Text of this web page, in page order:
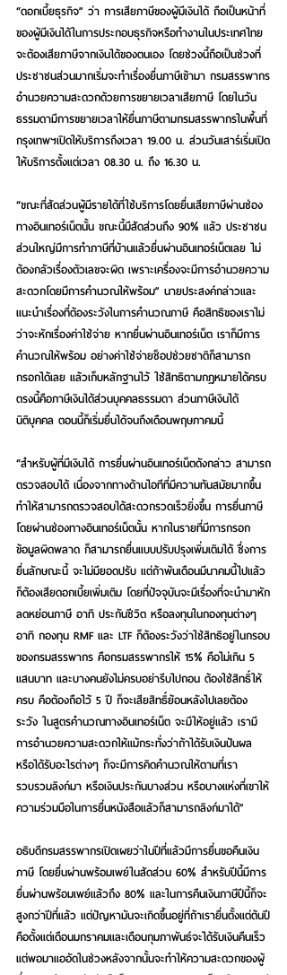
“ดอกเบี้ยธุรกิจ” ว่า การเสียภาษีของผู้มีเงินได้ ถือเป็นหน้าที่
ของผู้มีเงินได้ในการประกอบธุรกิจหรือทำงานในประเทศไทย
จะต้องเสียภาษีจากเงินได้ของตนเอง โดยช่วงนี้ถือเป็นช่วงที่
ประชาชนส่วนมากเริ่มจะทำเรื่องยื่นภาษีเข้ามา กรมสรรพากร
อำนวยความสะดวกด้วยการขยายเวลาเสียภาษี โดยในวัน
ธรรมดามีการขยายเวลาให้ยื่นภาษีตามกรมสรรพากรในพื้นที่
กรุงเทพฯเปิดให้บริการถึงเวลา 19.00 น. ส่วนวันเสาร์เริ่มเปิด
ให้บริการตั้งแต่เวลา 08.30 น. ถึง 16.30 น.
“ขณะที่สัดส่วนผู้มีรายได้ที่ใช้บริการโดยยื่นเสียภาษีผ่านช่อง
ทางอินเทอร์เน็ตนั้น ขณะนี้มีสัดส่วนถึง 90% แล้ว ประชาชน
ส่วนใหญ่มีการทำภาษีที่บ้านแล้วยื่นผ่านอินเทอร์เน็ตเลย ไม่
ต้องกลัวเรื่องตัวเลขจะผิด เพราะเครื่องจะมีการอำนวยความ
สะดวกโดยมีการคำนวณให้พร้อม” นายประสงค์กล่าวและ
แนะนำเรื่องที่ต้องระวังในการคำนวณภาษี คือสิทธิของเราไม่
ว่าจะหักเรื่องค่าใช้จ่าย หากยื่นผ่านอินเทอร์เน็ต เราก็มีการ
คำนวณให้พร้อม อย่างค่าใช้จ่ายช็อปช่วยชาติก็สามารถ
กรอกได้เลย แล้วเก็บหลักฐานไว้ ใช้สิทธิตามกฎหมายได้ครบ
ตรงนี้คือภาษีเงินได้ส่วนบุคคลธรรมดา ส่วนภาษีเงินได้
นิติบุคคล ตอนนี้ก็เริ่มยื่นได้จนถึงเดือนพฤษภาคมนี้
“สำหรับผู้ที่มีเงินได้ การยื่นผ่านอินเทอร์เน็ตดังกล่าว สามารถ
ตรวจสอบได้ เนื่องจากทางด้านไอทีที่มีความทันสมัยมากขึ้น
ทำให้สามารถตรวจสอบได้สะดวกรวดเร็วยิ่งขึ้น การยื่นภาษี
โดยผ่านช่องทางอินเทอร์เน็ตนั้น หากในรายที่มีการกรอก
ข้อมูลผิดพลาด ก็สามารถยื่นแบบปรับปรุงเพิ่มเติมได้ ซึ่งการ
ยื่นลักษณะนี้ จะไม่มียอดปรับ แต่ถ้าพ้นเดือนมีนาคมนี้ไปแล้ว
ก็ต้องเสียดอกเบี้ยเพิ่มเติม โดยที่ปัจจุบันจะมีเรื่องที่จะนำมาหัก
ลดหย่อนภาษี อาทิ ประกันชีวิต หรือลงทุนในกองทุนต่างๆ
อาทิ กองทุน RMF และ LTF ก็ต้องระวังว่าใช้สิทธิอยู่ในกรอบ
ของกรมสรรพากร คือกรมสรรพากรให้ 15% คือไม่เกิน 5
แสนบาท และบางคนยังไม่ครบอย่ารีบไปถอน ต้องใช้สิทธิ์ให้
ครบ คือต้องถือไว้ 5 ปี ก็จะเสียสิทธิ์ย้อนหลังไปเลยต้อง
ระวัง ในสูตรคำนวณทางอินเทอร์เน็ต จะมีให้อยู่แล้ว เรามี
การอำนวยความสะดวกให้แม้กระทั่งว่าถ้าได้รับเงินปันผล
หรือได้รับอะไรต่างๆ ก็จะมีการคิดคำนวณให้ตามที่เรา
รวบรวมลิงก์มา หรือเงินประกันบางส่วน หรือบางแห่งที่เขาให้
ความร่วมมือในการยื่นหนังสือแล้วก็สามารถลิงก์มาได้”
อธิบดีกรมสรรพากรเปิดเผยว่าในปีที่แล้วมีการยื่นขอคืนเงิน
ภาษี โดยยื่นผ่านพร้อมเพย์ในสัดส่วน 60% สำหรับปีนี้มีการ
ยื่นผ่านพร้อมเพย์แล้วถึง 80% และในการคืนเงินภาษีปีนี้ก็จะ
สูงกว่าปีที่แล้ว แต่ปัญหามันจะเกิดขึ้นอยู่ที่ถ้าเรายื่นตั้งแต่ต้นปี
คือตั้งแต่เดือนมกราคมและเดือนกุมภาพันธ์จะได้รับเงินคืนเร็ว
แต่พอมาแออัดในช่วงหลังจากนั้นจะทำให้ความสะดวกของผู้